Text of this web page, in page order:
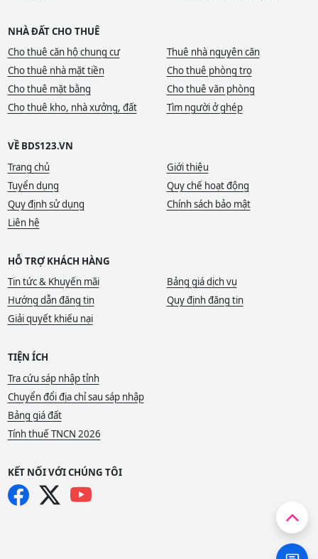
NHÀ ĐẤT CHO THUÊ
Cho thuê căn hộ chung cư
Thuê nhà nguyên căn
Cho thuê nhà mặt tiền
Cho thuê phòng trọ
Cho thuê mặt bằng
Cho thuê văn phòng
Cho thuê kho, nhà xưởng, đất
Tìm người ở ghép
VỀ BDS123.VN
Trang chủ
Giới thiệu
Tuyển dụng
Quy chế hoạt động
Quy định sử dụng
Chính sách bảo mật
Liên hệ
HỖ TRỢ KHÁCH HÀNG
Tin tức & Khuyến mãi
Bảng giá dịch vụ
Hướng dẫn đăng tin
Quy định đăng tin
Giải quyết khiếu nại
TIỆN ÍCH
Tra cứu sáp nhập tỉnh
Chuyển đổi địa chỉ sau sáp nhập
Bảng giá đất
Tính thuế TNCN 2026
KẾT NỐI VỚI CHÚNG TÔI